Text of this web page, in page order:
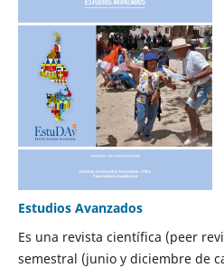
Estudios Avanzados
Es una revista científica (peer
semestral (junio y diciembre de